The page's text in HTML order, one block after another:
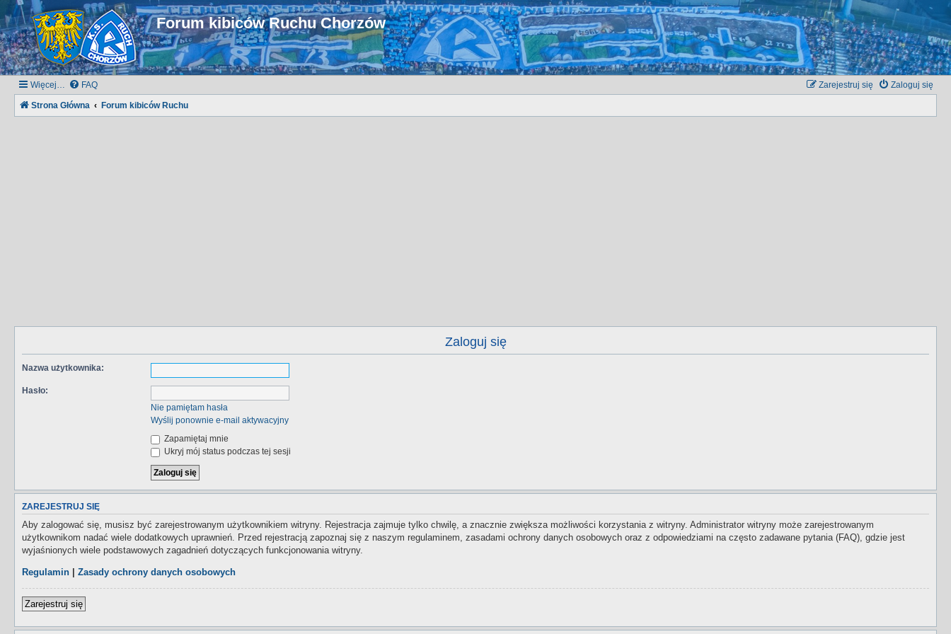
Forum kibiców Ruchu Chorzów
Więcej… FAQ Zaloguj się
Zarejestruj się
Strona Główna Forum kibiców Ruchu
Zaloguj się
Nazwa użytkownika:
Hasło:
Nie pamiętam hasła
Wyślij ponownie e-mail aktywacyjny
Zapamiętaj mnie
Ukryj mój status podczas tej sesji
ZAREJESTRUJ SIĘ
Aby zalogować się, musisz być zarejestrowanym użytkownikiem witryny. Rejestracja zajmuje tylko chwilę, a znacznie zwiększa możliwości korzystania z witryny. Administrator witryny może zarejestrowanym
użytkownikom nadać wiele dodatkowych uprawnień. Przed rejestracją zapoznaj się z naszym regulaminem, zasadami ochrony danych osobowych oraz z odpowiedziami na często zadawane pytania (FAQ), gdzie jest
wyjaśnionych wiele podstawowych zagadnień dotyczących funkcjonowania witryny.
Regulamin Zasady ochrony danych osobowych
Zarejestruj się